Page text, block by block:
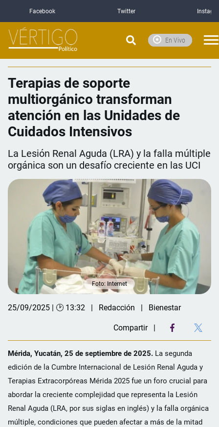
Facebook Twitter
En Vivo
Terapias de soporte
multiorgánico transforman
atención en las Unidades de
Cuidados Intensivos
La Lesión Renal Aguda (LRA) y la falla múltiple
orgánica son un desafío creciente en las UCI
Foto: Internet
25/09/2025 | 🕑 13:32 Redacción Bienestar
Compartir
Mérida, Yucatán, 25 de septiembre de 2025. La segunda
edición de la Cumbre Internacional de Lesión Renal Aguda y
Terapias Extracorpóreas Mérida 2025 fue un foro crucial para
abordar la creciente complejidad que representa la Lesión
Renal Aguda (LRA, por sus siglas en inglés) y la falla orgánica
múltiple, condiciones que pueden afectar a más de la mitad